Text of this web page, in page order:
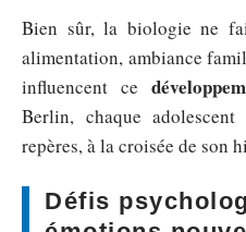
Bien sûr, la biologie ne
alimentation, ambiance
influencent ce
Berlin, chaque adolescent
repères, à la croisée de son
Défis